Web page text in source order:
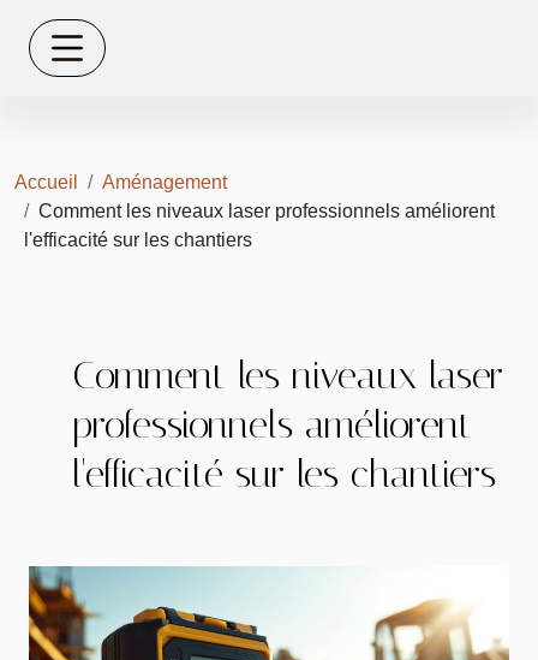
Accueil
Aménagement
Comment les niveaux laser professionnels améliorent
l'efficacité sur les chantiers
Comment les niveaux laser
professionnels améliorent
l'efficacité sur les chantiers